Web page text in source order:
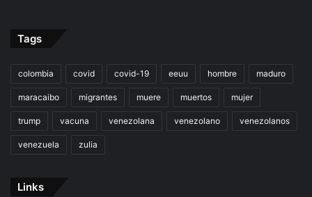
Tags
colombia covid covid-19 eeuu hombre maduro
maracaibo migrantes muere muertos mujer
trump vacuna venezolana venezolano venezolanos
venezuela zulia
Links